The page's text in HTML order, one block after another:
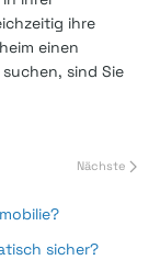
ihre
einen
sind Sie
Nächste
sicher?